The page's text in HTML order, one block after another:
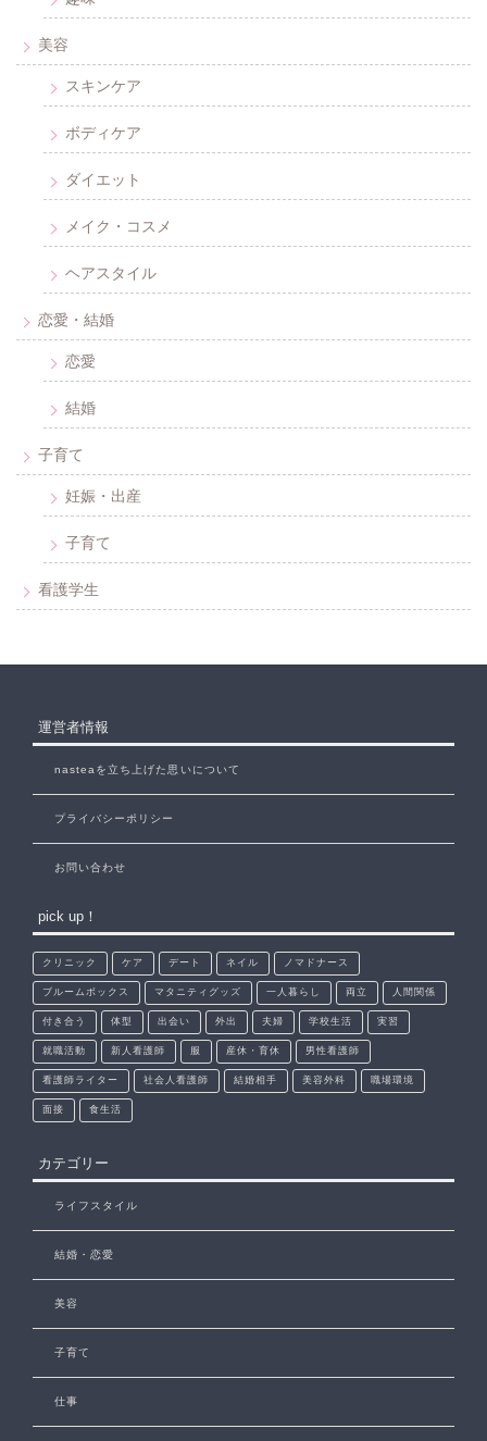
美容
スキンケア
ボディケア
ダイエット
メイク・コスメ
ヘアスタイル
恋愛・結婚
恋愛
結婚
子育て
妊娠・出産
子育て
看護学生
運営者情報
nasteaを立ち上げた思いについて
プライバシーポリシー
お問い合わせ
pick up！
クリニック ケア デート ネイル ノマドナース
ブルームボックス マタニティグッズ 一人暮らし 両立 人間関係
付き合う 体型 出会い 外出 夫婦 学校生活 実習
就職活動 新人看護師 服 産休・育休 男性看護師
看護師ライター 社会人看護師 結婚相手 美容外科 職場環境
面接 食生活
カテゴリー
ライフスタイル
結婚・恋愛
美容
子育て
仕事